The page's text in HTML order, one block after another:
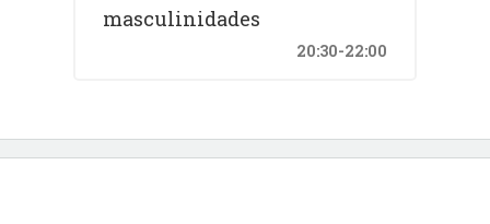
masculinidades
20:30-22:00